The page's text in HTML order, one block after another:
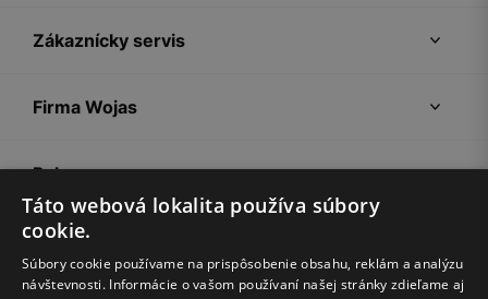
Zákaznícky servis
Firma Wojas
Pokyny
Táto webová lokalita používa súbory
cookie.
Súbory cookie používame na prispôsobenie obsahu, reklám a analýzu
návštevnosti. Informácie o vašom používaní našej stránky zdieľame aj